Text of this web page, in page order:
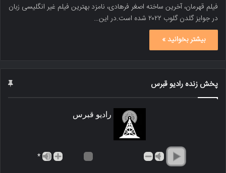
فیلم قهرمان، آخرین ساخته اصغر فرهادی، نامزد بهترین فیلم غیر انگلیسی زبان
در جوایز گلدن گلوب ۲۰۲۲ شده است.در این…
بیشتر بخوانید »
پخش زنده رادیو قبرس
رادیو قبرس
*